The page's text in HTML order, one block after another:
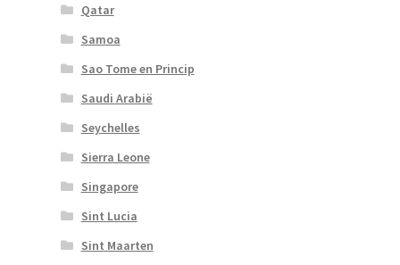
Qatar
Samoa
Sao Tome en Princip
Saudi Arabië
Seychelles
Sierra Leone
Singapore
Sint Lucia
Sint Maarten